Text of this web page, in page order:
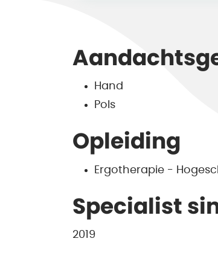
Hand
Pols
Opleiding
Ergotherapie -
Specialist
2019